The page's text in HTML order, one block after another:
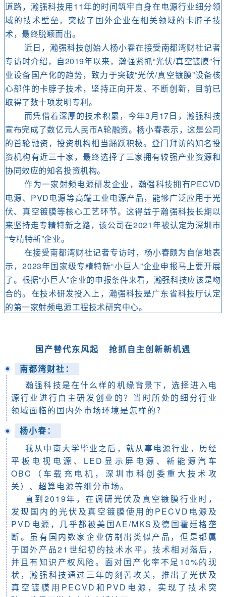
道路，瀚强科技用11年的时间筑牢自身在电源行业细分领
域的技术壁垒，突破了国外企业在相关领域的卡脖子技
术，最终脱颖而出。
近日，瀚强科技创始人杨小春在接受南都湾财社记者
专访时介绍，自2019年以来，瀚强紧抓“光伏/真空镀膜”行
业设备国产化的趋势，致力于突破“光伏/真空镀膜”设备核
心部件的卡脖子技术，坚持正向开发、不断创新，目前已
取得了数十项发明专利。
而凭借着深厚的技术积累，今年3月17日，瀚强科技
宣布完成了数亿元人民币A轮融资。杨小春表示，这是公司
的首轮融资，投资机构相当踊跃积极。登门拜访的知名投
资机构有近三十家，最终选择了三家拥有较强产业资源和
协同效应的知名投资机构。
作为一家射频电源研发企业，瀚强科技拥有PECVD
电源、PVD电源等高端工业电源产品，能够广泛应用于光
伏、真空镀膜等核心工艺环节。这得益于瀚强科技长期以
来坚持走专精特新之路，该公司在2021年被认定为深圳市
“专精特新”企业。
在接受南都湾财社记者专访时，杨小春颇为自信地表
示，2023年国家级专精特新“小巨人”企业申报马上要开展
了。根据“小巨人”企业的申报条件来看，瀚强科技应该是吻
合的。在技术研发投入上，瀚强科技是广东省科技厅认定
的第一家射频电源工程技术研究中心。
国产替代东风起
抢抓自主创新新机遇
南都湾财社：
瀚强科技是在什么样的机缘背景下，选择进入电
源行业进行自主研发创业的？当时所处的细分行业
领域面临的国内外市场环境是怎样的？
杨小春：
我从中南大学毕业之后，就从事电源行业，历经
平板电视电源、LED显示屏电源、新能源汽车
OBC（车载充电机，深圳市科创委重大技术攻
关）、超算电源等细分市场。
直到2019年，在调研光伏及真空镀膜行业时，
发现国内的光伏及真空镀膜使用的PECVD电源及
PVD电源，几乎都被美国AE/MKS及德国霍廷格垄
断。虽有国内数家企业仿制出类似产品，但是都属
于国外产品21世纪初的技术水平。技术相对落后，
并且有知识产权风险。面对国产化率不足10%的现
状，瀚强科技通过三年的刻苦攻关，推出了光伏及
真空镀膜用PECVD和PVD电源，实现了技术突